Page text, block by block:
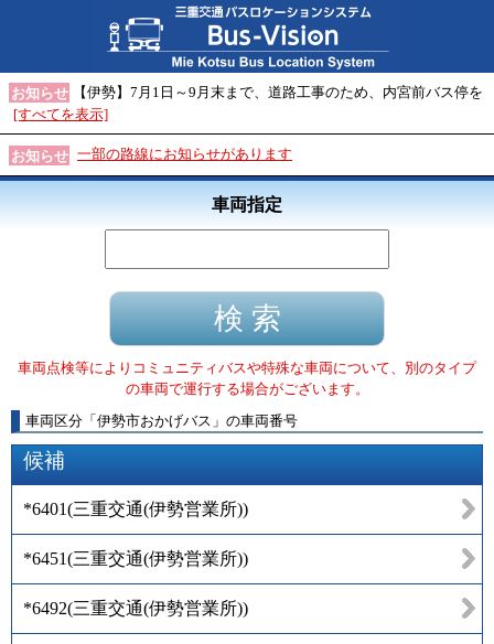
お知らせ
【伊勢】7月1日～9月末まで、道路工事のため、内宮前バス停を
[すべてを表示]
お知らせ 一部の路線にお知らせがあります
車両指定
車両点検等によりコミュニティバスや特殊な車両について、別のタイプ
の車両で運行する場合がございます。
車両区分 「 伊勢市おかげバス 」 の車両番号
候補
*6401(三重交通(伊勢営業所))
*6451(三重交通(伊勢営業所))
*6492(三重交通(伊勢営業所))